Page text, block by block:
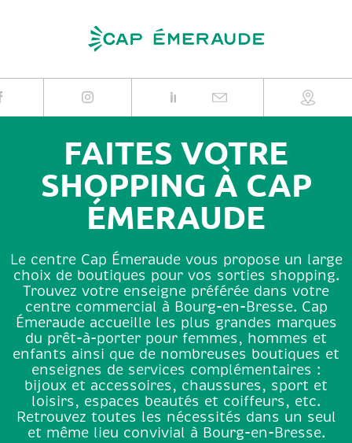
FAITES VOTRE
SHOPPING À CAP
ÉMERAUDE
Le centre Cap Émeraude vous propose un large
choix de boutiques pour vos sorties shopping.
Trouvez votre enseigne préférée dans votre
centre commercial à Bourg-en-Bresse. Cap
Émeraude accueille les plus grandes marques
du prêt-à-porter pour femmes, hommes et
enfants ainsi que de nombreuses boutiques et
enseignes de services complémentaires :
bijoux et accessoires, chaussures, sport et
loisirs, espaces beautés et coiffeurs, etc.
Retrouvez toutes les nécessités dans un seul
et même lieu convivial à Bourg-en-Bresse.